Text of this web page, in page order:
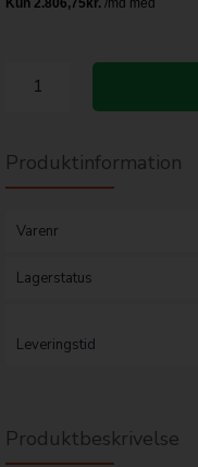
Produktinformation
Varenr
Lagerstatus
Leveringstid
Produktbeskrivelse